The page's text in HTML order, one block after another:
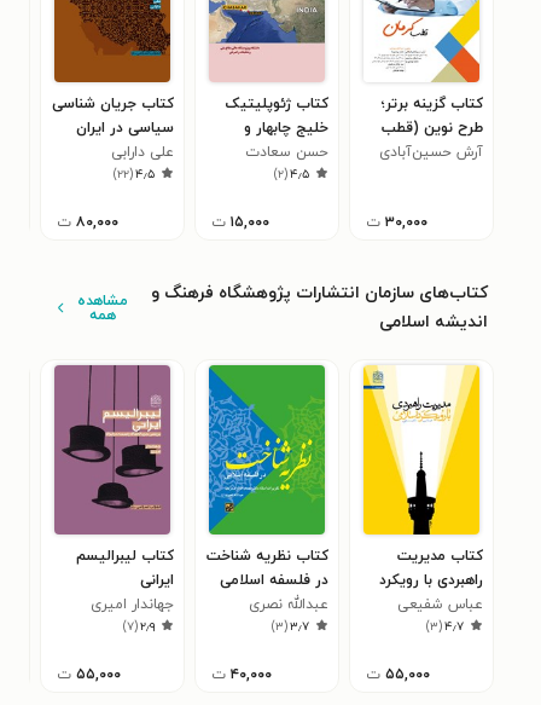
کتاب گزینه برتر؛
طرح نوین (قطب
کرمان)
آرش حسین‌آبادی
۳۰,۰۰۰ ت
کتاب ژئوپلیتیک
خلیج چابهار و
تحولات اقیانوس
هند
حسن سعادت
۴٫۵(۲)
۱۵,۰۰۰ ت
کتاب جریان شناسی
سیاسی در ایران
علی دارابی
۴٫۵(۲۲)
۸۰,۰۰۰ ت
کتاب‌های سازمان انتشارات پژوهشگاه فرهنگ و
اندیشه اسلامی
مشاهده
همه
کتاب مدیریت
راهبردی با رویکرد
اسلامی
عباس شفیعی
۴٫۷(۳)
۵۵,۰۰۰ ت
کتاب نظریه شناخت
در فلسفه اسلامی
عبدالله نصری
۳٫۷(۳)
۴۰,۰۰۰ ت
کتاب لیبرالیسم
ایرانی
جهاندار امیری
۲٫۹(۷)
۵۵,۰۰۰ ت